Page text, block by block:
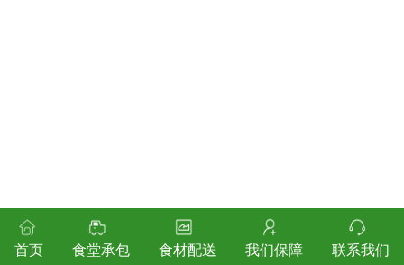
首页 食堂承包 食材配送 我们保障 联系我们